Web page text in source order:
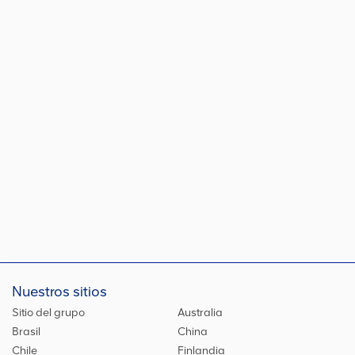
Nuestros sitios
Sitio del grupo
Australia
Brasil
China
Chile
Finlandia